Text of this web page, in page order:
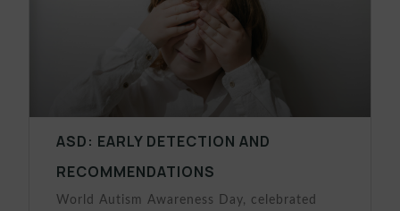
ASD: EARLY DETECTION AND
RECOMMENDATIONS
World Autism Awareness Day, celebrated